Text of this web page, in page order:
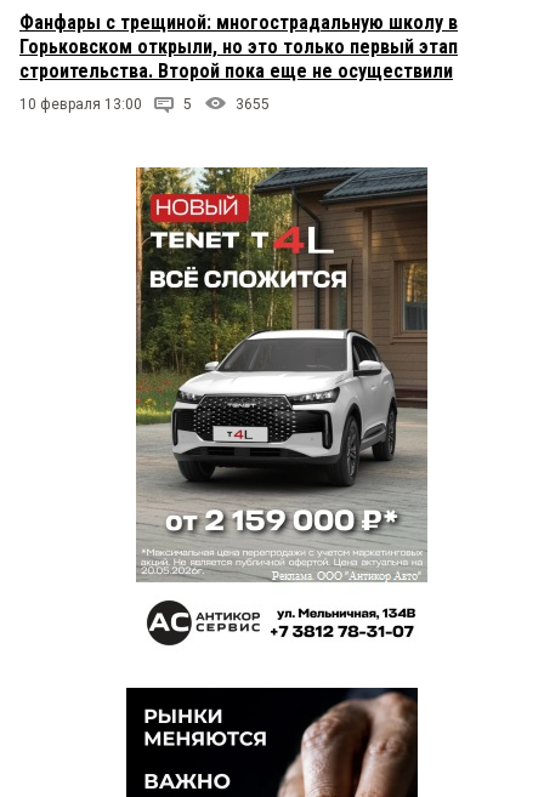
Фанфары с трещиной: многострадальную школу в
Горьковском открыли, но это только первый этап
строительства. Второй пока еще не осуществили
10 февраля 13:00 5 3655